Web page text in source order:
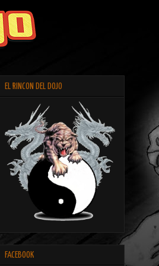
EL RINCON DEL DOJO
FACEBOOK